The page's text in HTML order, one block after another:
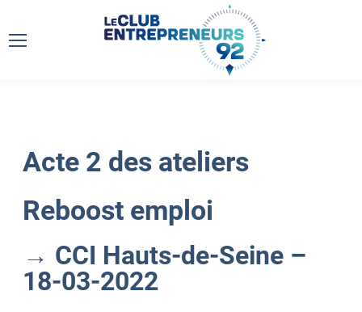
Acte 2 des ateliers
Reboost emploi
→ CCI Hauts-de-Seine –
18-03-2022